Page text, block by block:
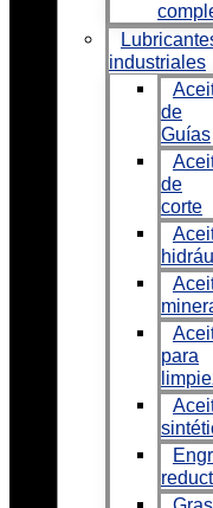
industriales
de
Guías
de
corte
para